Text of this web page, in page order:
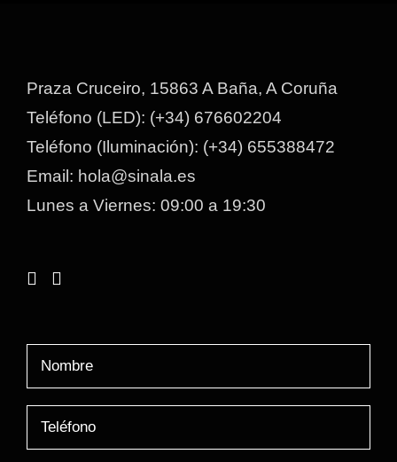
Praza Cruceiro, 15863 A Baña, A Coruña
Teléfono (LED): (+34) 676602204
Teléfono (Iluminación): (+34) 655388472
Email: hola@sinala.es
Lunes a Viernes: 09:00 a 19:30